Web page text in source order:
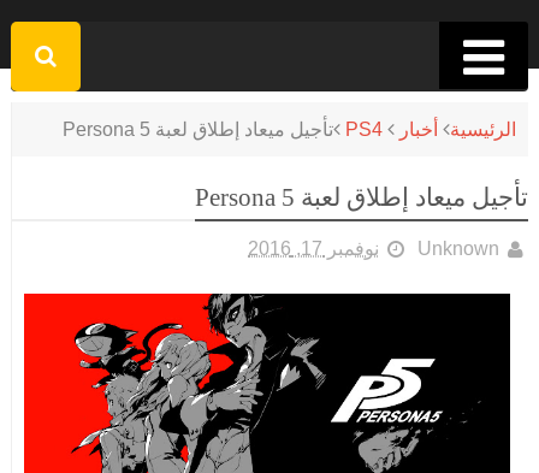
الرئيسية أخبار PS4 تأجيل ميعاد إطلاق لعبة Persona 5
تأجيل ميعاد إطلاق لعبة Persona 5
Unknown نوفمبر 17, 2016